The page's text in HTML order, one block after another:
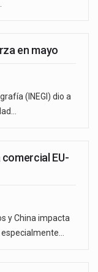
en mayo
(INEGI) dio a
EU-
y China impacta